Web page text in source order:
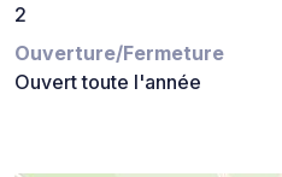
2
Ouverture/Fermeture
Ouvert toute l'année